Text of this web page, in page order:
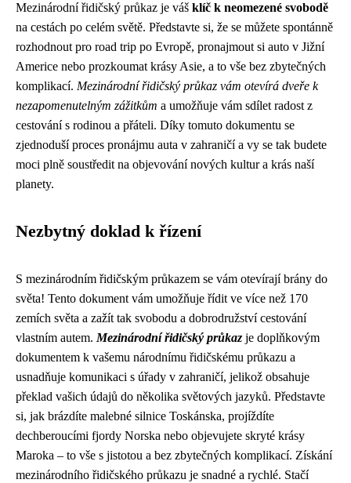
Mezinárodní řidičský průkaz je váš klíč k neomezené svobodě
na cestách po celém světě. Představte si, že se můžete spontánně
rozhodnout pro road trip po Evropě, pronajmout si auto v Jižní
Americe nebo prozkoumat krásy Asie, a to vše bez zbytečných
komplikací. Mezinárodní řidičský průkaz vám otevírá dveře k
nezapomenutelným zážitkům a umožňuje vám sdílet radost z
cestování s rodinou a přáteli. Díky tomuto dokumentu se
zjednoduší proces pronájmu auta v zahraničí a vy se tak budete
moci plně soustředit na objevování nových kultur a krás naší
planety.
Nezbytný doklad k řízení
S mezinárodním řidičským průkazem se vám otevírají brány do
světa! Tento dokument vám umožňuje řídit ve více než 170
zemích světa a zažít tak svobodu a dobrodružství cestování
vlastním autem. Mezinárodní řidičský průkaz je doplňkovým
dokumentem k vašemu národnímu řidičskému průkazu a
usnadňuje komunikaci s úřady v zahraničí, jelikož obsahuje
překlad vašich údajů do několika světových jazyků. Představte
si, jak brázdíte malebné silnice Toskánska, projíždíte
dechberoucími fjordy Norska nebo objevujete skryté krásy
Maroka – to vše s jistotou a bez zbytečných komplikací. Získání
mezinárodního řidičského průkazu je snadné a rychlé. Stačí